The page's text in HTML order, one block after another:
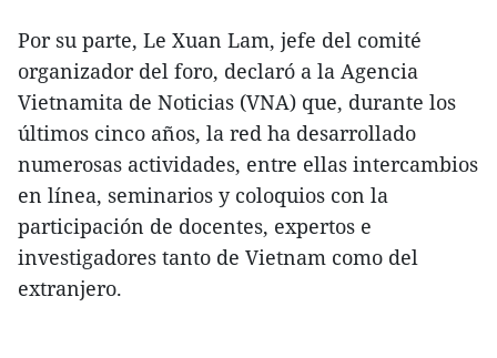
Por su parte, Le Xuan Lam, jefe del comité
organizador del foro, declaró a la Agencia
Vietnamita de Noticias (VNA) que, durante los
últimos cinco años, la red ha desarrollado
numerosas actividades, entre ellas intercambios
en línea, seminarios y coloquios con la
participación de docentes, expertos e
investigadores tanto de Vietnam como del
extranjero.